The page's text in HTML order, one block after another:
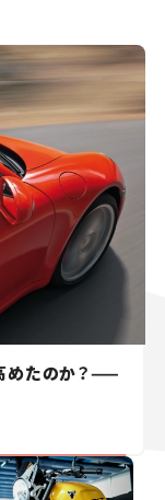
めたのか？——